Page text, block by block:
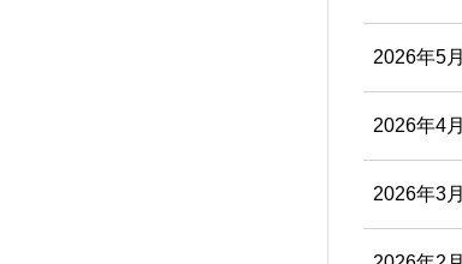
2026年5月
2026年4月
2026年3月